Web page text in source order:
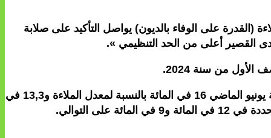
(القدرة على الوفاء بالديون) يواصل التأكيد على صلابة
القصير أعلى من الحد التنظيمي ».
وقد عزز هذا الأداء، المدعوم بتحسن أنشطة السوق والوساطة، صمود البنوك، إذ بلغت معدلات كفاية الأموال الذاتية في نهاية يونيو الماضي 16 في المائة بالنسبة لمعدل الملاءة و13,3 في
التوالي.